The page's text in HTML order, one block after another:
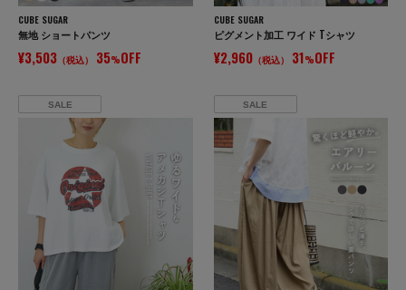
CUBE SUGAR
無地 ショートパンツ
¥3,503 （税込） 35%OFF
CUBE SUGAR
ピグメント加工 ワイド Tシャツ
¥2,960（税込） 31%OFF
SALE SALE